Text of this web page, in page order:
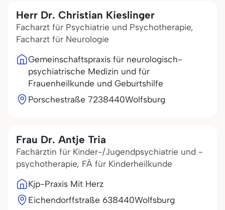
Herr Dr. Christian Kieslinger
Facharzt für Psychiatrie und Psychotherapie,
Facharzt für Neurologie
Gemeinschaftspraxis für neurologisch-
psychiatrische Medizin und für
Frauenheilkunde und Geburtshilfe
Porschestraße 7238440Wolfsburg
Frau Dr. Antje Tria
Fachärztin für Kinder-/Jugendpsychiatrie und -
psychotherapie, FÄ für Kinderheilkunde
Kjp-Praxis Mit Herz
Eichendorffstraße 638440Wolfsburg